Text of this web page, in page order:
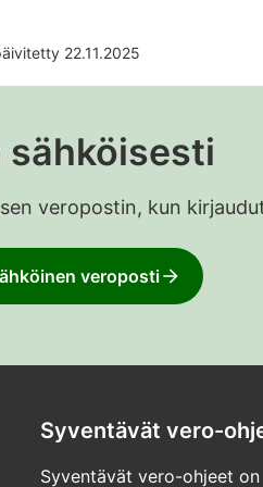
on erityisen tärkeää, että
tilata uusi verokortti.
22.11.2025
sähköisesti
veropostin, kun
veroposti
Syventävät vero-
Syventävät vero-ohjeet on